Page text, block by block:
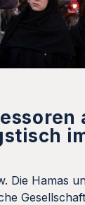
Die Hamas